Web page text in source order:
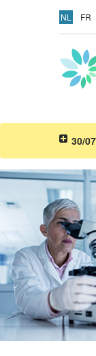
NL FR
30/